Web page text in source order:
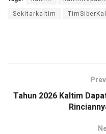
Sekitarkaltim
Tahun 2026 Kaltim